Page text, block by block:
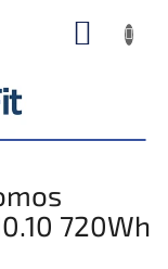
KOSÁR
720Wh